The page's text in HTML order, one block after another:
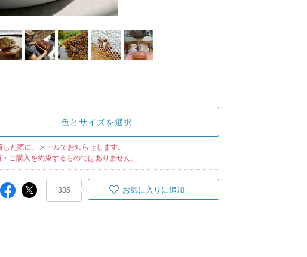
色とサイズを選択
た際に、メールでお知らせします。
ご購入を約束するものではありません。
335 お気に入りに追加